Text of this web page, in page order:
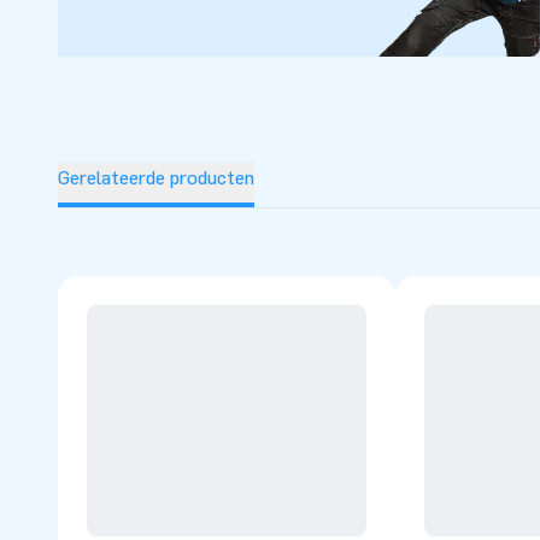
professionele service en optimale levering. Daarom
Gerelateerde producten